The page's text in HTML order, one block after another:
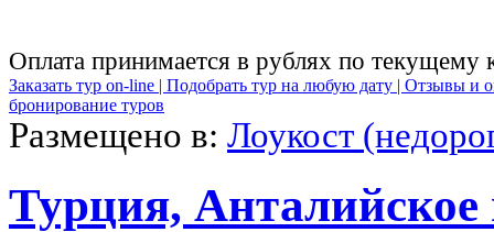
Оплата принимается в рублях по текущему
Заказать тур on-line | Подобрать тур на любую дату | Отзывы и
бронирование туров
Размещено в: Лоукост
Турция, Анталийское